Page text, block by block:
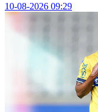
10-08-2026 09:29